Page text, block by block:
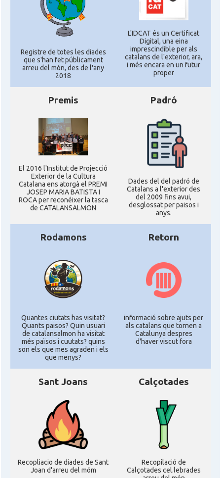
Registre de totes les diades
que s'han fet públicament
arreu del món, des de l'any
2018
L'IDCAT és un Certificat
Digital, una eina
imprescindible per als
catalans de l'exterior, ara,
i més encara en un futur
proper
Premis
El 2016 l'Institut de Projecció
Exterior de la Cultura
Catalana ens atorgà el PREMI
JOSEP MARIA BATISTA I
ROCA per reconéixer la tasca
de CATALANSALMON
Padró
Dades del del padró de
Catalans a l'exterior des
del 2009 fins avui,
desglossat per paisos i
anys.
Rodamons
Quantes ciutats has visitat?
Quants paisos? Quin usuari
de catalansalmon ha visitat
més països i cuutats? quins
son els que mes agraden i els
que menys?
Retorn
informació sobre ajuts per
als catalans que tornen a
Catalunya despres
d'haver viscut fora
Sant Joans
Recopliacio de diades de Sant
Joan d'arreu del móm
Calçotades
Recopilació de
Calçotades cel.lebrades